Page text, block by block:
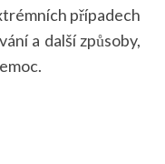
případech
a další způsoby,